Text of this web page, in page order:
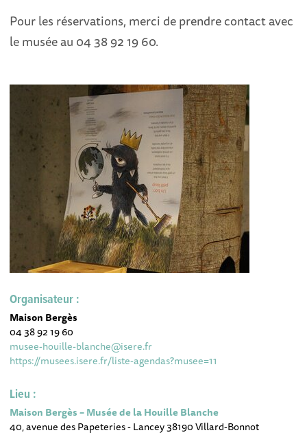
Pour les réservations, merci de prendre contact avec
le musée au 04 38 92 19 60.
Organisateur :
Maison Bergès
04 38 92 19 60
musee-houille-blanche@isere.fr
https://musees.isere.fr/liste-agendas?musee=11
Lieu :
Maison Bergès – Musée de la Houille Blanche
40, avenue des Papeteries - Lancey 38190 Villard-Bonnot